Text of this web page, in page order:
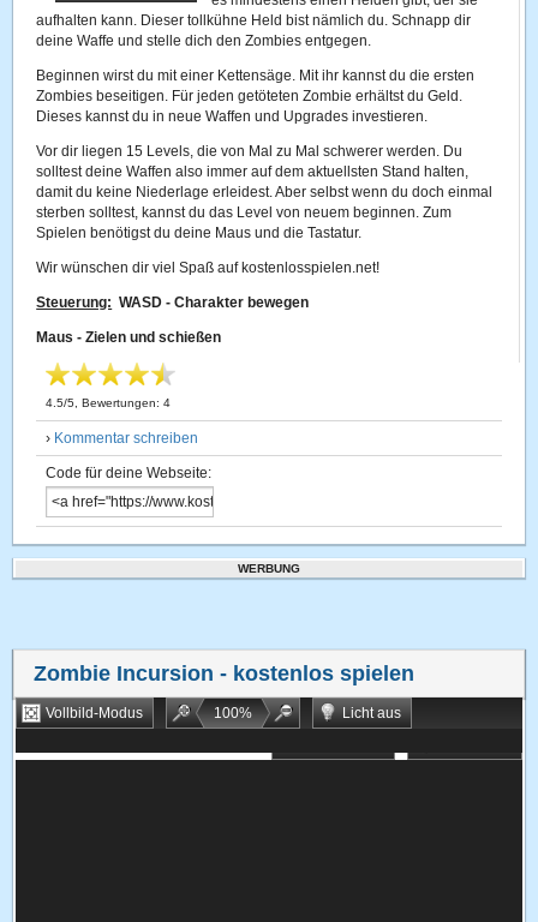
aufhalten kann. Dieser tollkühne Held bist nämlich du. Schnapp dir
deine Waffe und stelle dich den Zombies entgegen.
Beginnen wirst du mit einer Kettensäge. Mit ihr kannst du die ersten
Zombies beseitigen. Für jeden getöteten Zombie erhältst du Geld.
Dieses kannst du in neue Waffen und Upgrades investieren.
Vor dir liegen 15 Levels, die von Mal zu Mal schwerer werden. Du
solltest deine Waffen also immer auf dem aktuellsten Stand halten,
damit du keine Niederlage erleidest. Aber selbst wenn du doch einmal
sterben solltest, kannst du das Level von neuem beginnen. Zum
Spielen benötigst du deine Maus und die Tastatur.
Wir wünschen dir viel Spaß auf kostenlosspielen.net!
Steuerung: WASD - Charakter bewegen
Maus - Zielen und schießen
4.5/5 , Bewertungen:4
› Kommentar schreiben
Code für deine Webseite:
WERBUNG
Zombie Incursion - kostenlos spielen
Vollbild-Modus 100%
Licht aus